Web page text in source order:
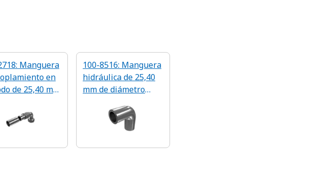
Manguera
en
de 25,40 mm
100-8516: Manguera
hidráulica de 25,40
mm de diámetro